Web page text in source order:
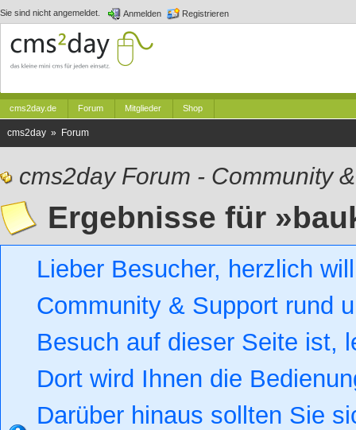
Sie sind nicht angemeldet. Anmelden Registrieren
cms2day.de Forum Mitglieder Shop
cms2day » Forum
cms2day Forum - Community
Ergebnisse für
Lieber Besucher, herzlich
Community & Support rund
Besuch auf dieser Seite ist,
Dort wird Ihnen die
Darüber hinaus sollten Sie